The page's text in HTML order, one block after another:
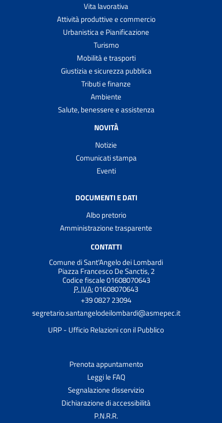
Vita lavorativa
Attività produttive e commercio
Urbanistica e Pianificazione
Turismo
Mobilità e trasporti
Giustizia e sicurezza pubblica
Tributi e finanze
Ambiente
Salute, benessere e assistenza
NOVITÀ
Notizie
Comunicati stampa
Eventi
DOCUMENTI E DATI
Albo pretorio
Amministrazione trasparente
CONTATTI
Comune di Sant'Angelo dei Lombardi
Piazza Francesco De Sanctis, 2
Codice fiscale 01608070643
P. IVA:01608070643
+39 0827 23094
segretario.santangelodeilombardi@asmepec.it
URP - Ufficio Relazioni con il Pubblico
Prenota appuntamento
Leggi le FAQ
Segnalazione disservizio
Dichiarazione di accessibilità
P.N.R.R.